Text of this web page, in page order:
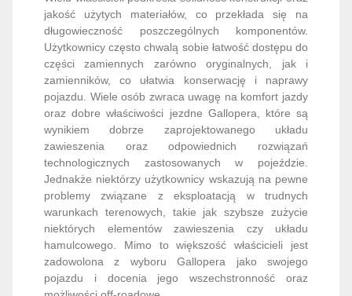
jakość użytych materiałów, co przekłada się na
długowieczność poszczególnych komponentów.
Użytkownicy często chwalą sobie łatwość dostępu do
części zamiennych zarówno oryginalnych, jak i
zamienników, co ułatwia konserwację i naprawy
pojazdu. Wiele osób zwraca uwagę na komfort jazdy
oraz dobre właściwości jezdne Gallopera, które są
wynikiem dobrze zaprojektowanego układu
zawieszenia oraz odpowiednich rozwiązań
technologicznych zastosowanych w pojeździe.
Jednakże niektórzy użytkownicy wskazują na pewne
problemy związane z eksploatacją w trudnych
warunkach terenowych, takie jak szybsze zużycie
niektórych elementów zawieszenia czy układu
hamulcowego. Mimo to większość właścicieli jest
zadowolona z wyboru Gallopera jako swojego
pojazdu i docenia jego wszechstronność oraz